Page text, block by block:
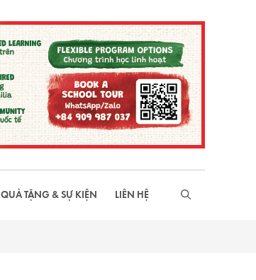
QUÀ TẶNG & SỰ KIỆN LIÊN HỆ